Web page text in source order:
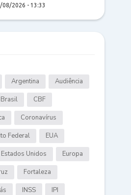
08/2026 - 13:33
Argentina Audiência
Brasil CBF
Coronavírus
Federal EUA
Estados Unidos Europa
Fortaleza
INSS IPI